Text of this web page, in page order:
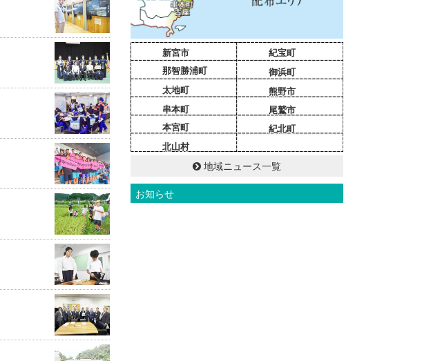
新宮市
那智勝浦町
太地町
串本町
本宮町
北山村
紀宝町
御浜町
熊野市
尾鷲市
紀北町
地域ニュース一覧
お知らせ